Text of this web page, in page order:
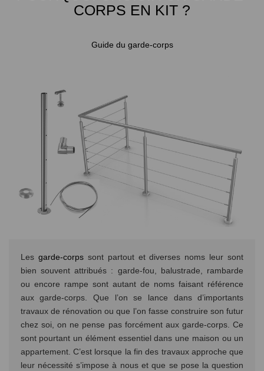
CORPS EN KIT ?
Guide du garde-corps
Les garde-corpssont partout et diverses noms leur sont
bien souvent attribués : garde-fou, balustrade, rambarde
ou encore rampe sont autant de noms faisant référence
aux garde-corps. Que l’on se lance dans d’importants
travaux de rénovation ou que l’on fasse construire son futur
chez soi, on ne pense pas forcément aux garde-corps. Ce
sont pourtant un élément essentiel dans une maison ou un
appartement. C’est lorsque la fin des travaux approche que
leur nécessité s’impose à nous et que se pose la question